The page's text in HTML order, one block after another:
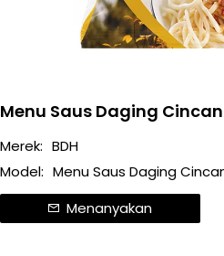
Menu Saus Daging
Merek: BDH
Model: Menu Saus Daging
Menanyakan